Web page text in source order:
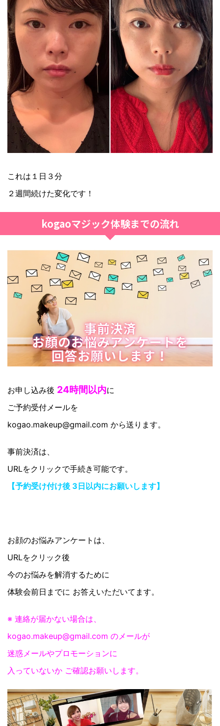
これは１日３分
２週間続けた変化です！
kogaoマジック体験までの流れ
お申し込み後 24時間以内に
ご予約受付メールを
kogao.makeup@gmail.com から送ります。
事前決済は、
URLをクリックで手続き可能です。
【予約受け付け後 3日以内にお願いします】
お顔のお悩みアンケートは、
URLをクリック後
今のお悩みを解消するために
体験会前日までに お答えいただいてます。
※ 連絡が届かない場合は、
kogao.makeup@gmail.com のメールが
迷惑メールやプロモーションに
入っていないか ご確認お願いします。